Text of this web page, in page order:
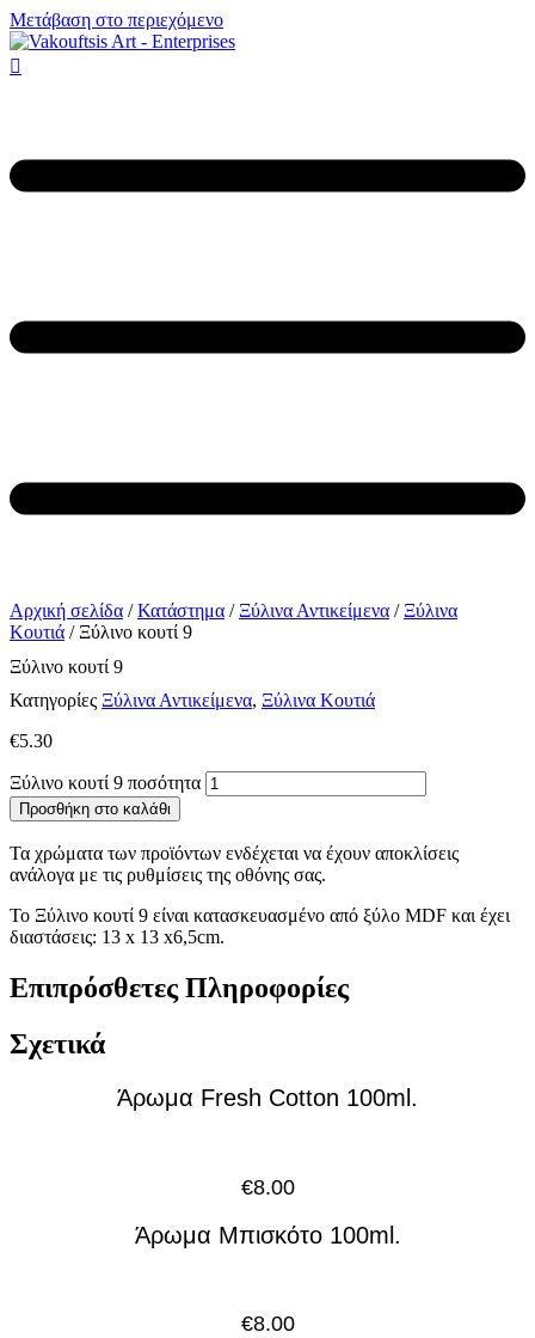
Μετάβαση στο περιεχόμενο
Αρχική σελίδα /Κατάστημα /Ξύλινα Αντικείμενα /Ξύλινα
Κουτιά / Ξύλινο κουτί 9
Ξύλινο κουτί 9
Κατηγορίες Ξύλινα Αντικείμενα, Ξύλινα Κουτιά
€5.30
Ξύλινο κουτί 9 ποσότητα
Προσθήκη στο καλάθι
Τα χρώματα των προϊόντων ενδέχεται να έχουν αποκλίσεις
ανάλογα με τις ρυθμίσεις της οθόνης σας.
Το Ξύλινο κουτί 9 είναι κατασκευασμένο από ξύλο MDF και έχει
διαστάσεις: 13 x 13 x6,5cm.
Επιπρόσθετες Πληροφορίες
Σχετικά
Άρωμα Fresh Cotton 100ml.
€8.00
Άρωμα Μπισκότο 100ml.
€8.00